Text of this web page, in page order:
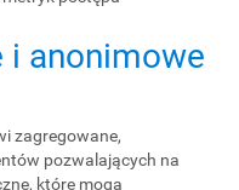
i anonimowe
zagregowane,
pozwalających na
które mogą